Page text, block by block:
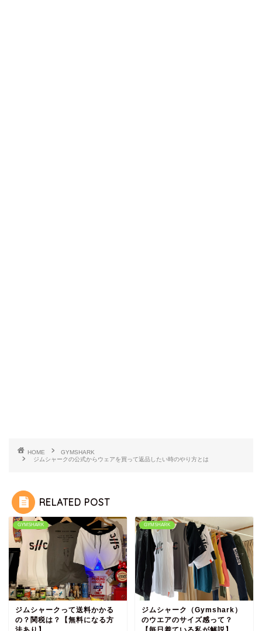
HOME
GYMSHARK
ジムシャークの公式からウェアを買って返品したい時のやり方とは
RELATED POST
GYMSHARK
ジムシャークって送料かかる
の？関税は？【無料になる方
GYMSHARK
ジムシャーク（Gymshark）
のウエアのサイズ感って？